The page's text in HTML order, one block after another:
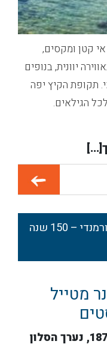
קטן ומקסים,
יוונית, בנופים
תקופת הקיץ יפה
הגילאים.
טיול מאורגן לצרפת – מפריס לנורמנדי – 150 שנה
מטייל
לפני 150 שנה בדיוק, בשנת 1874, נערך הסלון